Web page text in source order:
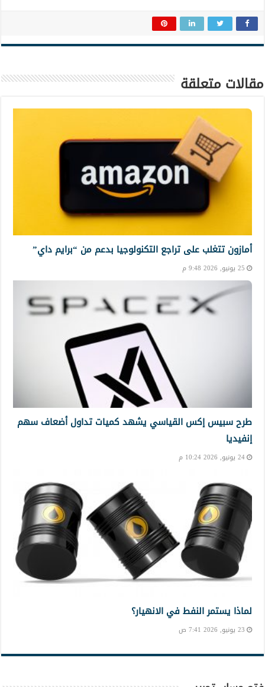
مقالات متعلقة
أمازون تتغلب على تراجع التكنولوجيا بدعم من “برايم داي”
25 يونيو, 2026 9:48 م
طرح سبيس إكس القياسي يشهد كميات تداول أضعاف سهم
إنفيديا
24 يونيو, 2026 10:24 م
لماذا يستمر النفط في الانهيار؟
23 يونيو, 2026 7:41 ص